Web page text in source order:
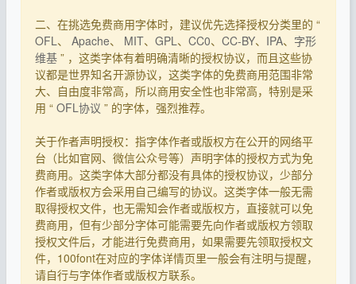
二、在挑选免费商用字体时，建议优先选择授权分类里的 “
OFL、 Apache、 MIT、 GPL、 CC0、 CC-BY、 IPA、 字形
维基 ” ，这类字体有着明确清晰的授权协议，而且这些协
议都是世界知名开源协议，这类字体的免费商用范围非常
大、自由度非常高，所以商用安全性也非常高，特别是采
用 “ OFL协议 ” 的字体，强烈推荐。
关于作者声明授权：指字体作者或版权方在公开的网络平
台（比如官网、微信公众号等）声明字体的授权方式为免
费商用。这类字体大部分都没有具体的授权协议，少部分
作者或版权方会采用自己编写的协议。这类字体一般无需
取得授权文件，也无需知会作者或版权方，直接就可以免
费商用，但有少部分字体可能需要先向作者或版权方领取
授权文件后，才能进行免费商用，如果需要先领取授权文
件，100font在对应的字体详情页里一般会有注明与提醒，
请自行与字体作者或版权方联系。